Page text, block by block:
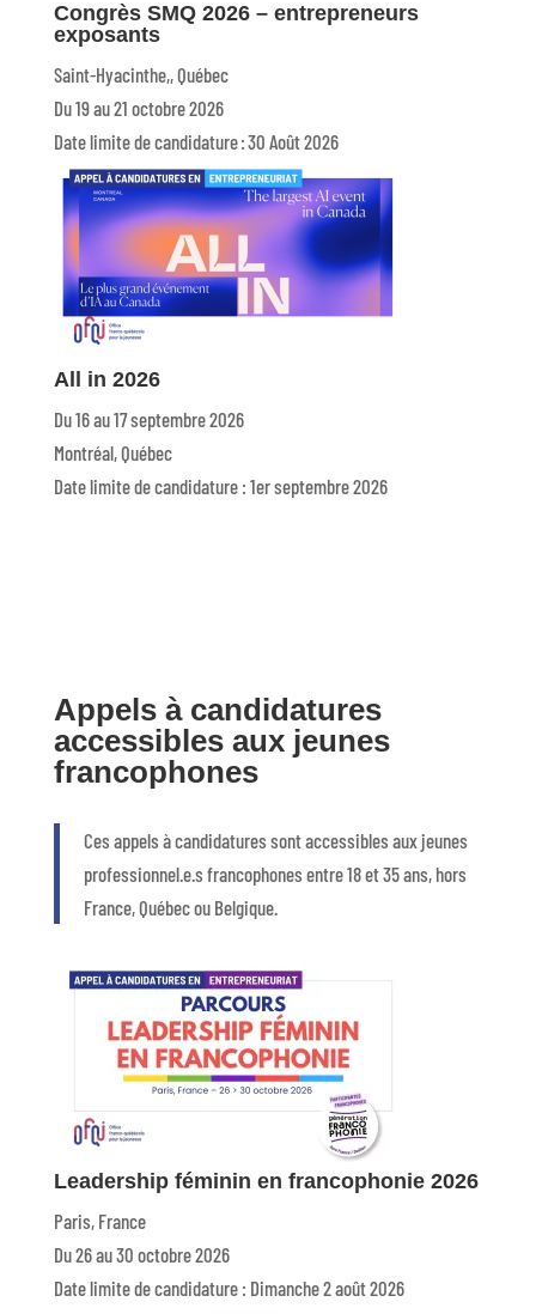
Congrès SMQ 2026 – entrepreneurs
exposants
Saint-Hyacinthe,, Québec
Du 19 au 21 octobre 2026
Date limite de candidature : 30 Août 2026
All in 2026
Du 16 au 17 septembre 2026
Montréal, Québec
Date limite de candidature : 1er septembre 2026
Appels à candidatures
accessibles aux jeunes
francophones
Ces appels à candidatures sont accessibles aux jeunes
professionnel.e.s francophones entre 18 et 35 ans, hors
France, Québec ou Belgique.
Leadership féminin en francophonie 2026
Paris, France
Du 26 au 30 octobre 2026
Date limite de candidature : Dimanche 2 août 2026